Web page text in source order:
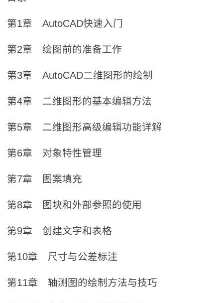
第1章 AutoCAD快速入门
第2章 绘图前的准备工作
第3章 AutoCAD二维图形的绘制
第4章 二维图形的基本编辑方法
第5章 二维图形高级编辑功能详解
第6章 对象特性管理
第7章 图案填充
第8章 图块和外部参照的使用
第9章 创建文字和表格
第10章 尺寸与公差标注
第11章 轴测图的绘制方法与技巧